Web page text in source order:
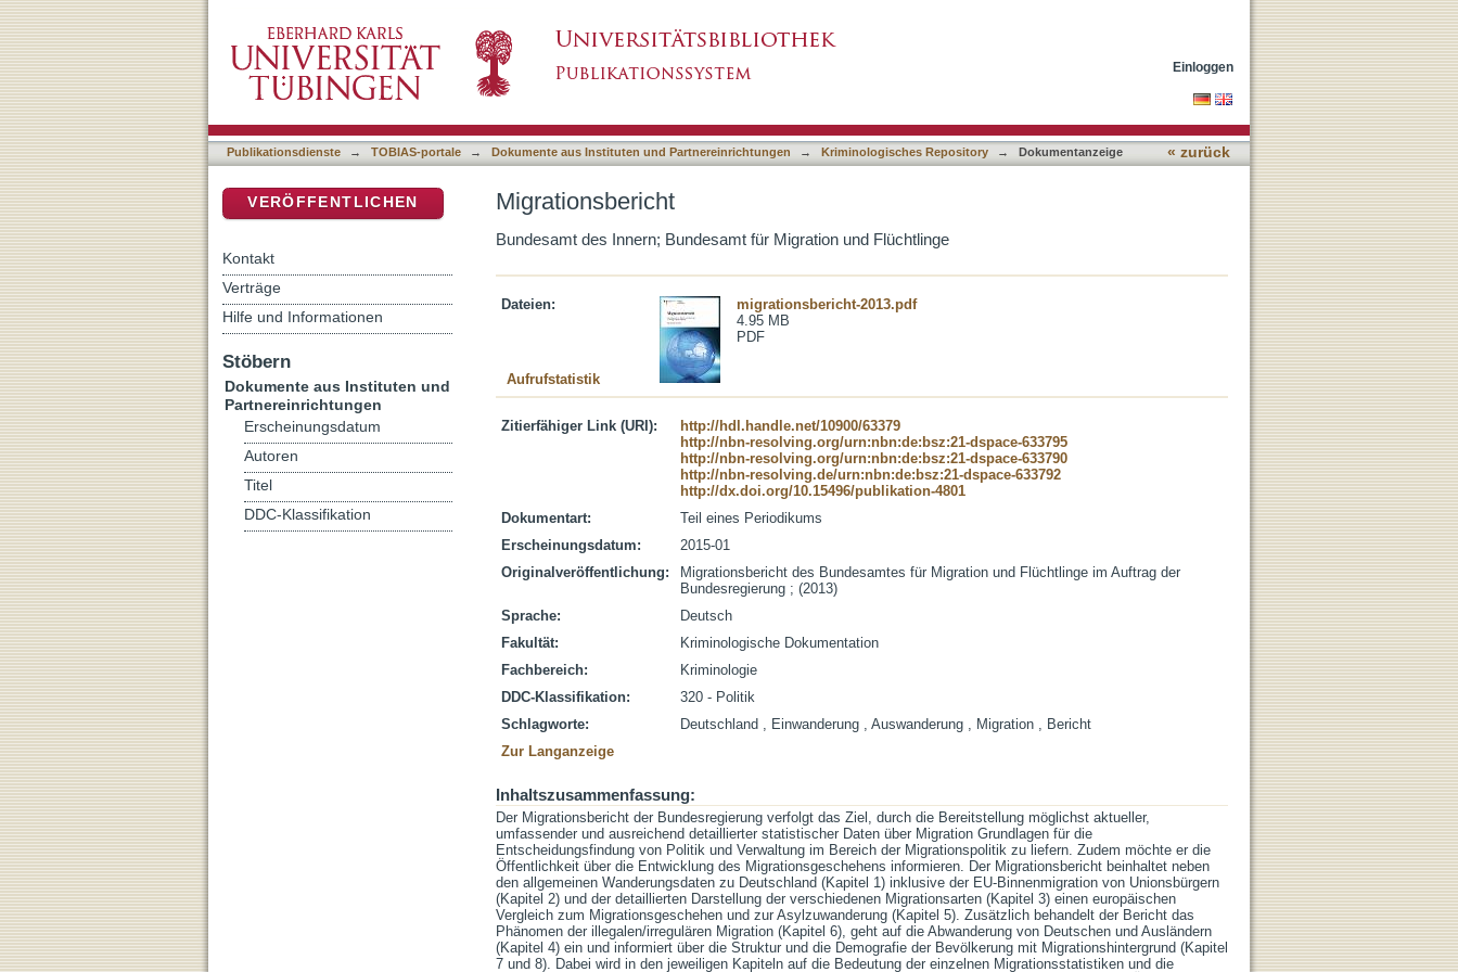
Einloggen
Publikationsdienste → TOBIAS-portale → Dokumente aus Instituten und Partnereinrichtungen → Kriminologisches Repository → Dokumentanzeige « zurück
Migrationsbericht
Bundesamt des Innern; Bundesamt für Migration und Flüchtlinge
Dateien:
migrationsbericht-2013.pdf
4.95 MB
PDF
Aufrufstatistik
Zitierfähiger Link (URI):
http://hdl.handle.net/10900/63379
http://nbn-resolving.org/urn:nbn:de:bsz:21-dspace-633795
http://nbn-resolving.org/urn:nbn:de:bsz:21-dspace-633790
http://nbn-resolving.de/urn:nbn:de:bsz:21-dspace-633792
http://dx.doi.org/10.15496/publikation-4801
Dokumentart:
Teil eines Periodikums
Erscheinungsdatum:
2015-01
Originalveröffentlichung:
Migrationsbericht des Bundesamtes für Migration und Flüchtlinge im Auftrag der
Bundesregierung ; (2013)
Sprache:
Deutsch
Fakultät:
Kriminologische Dokumentation
Fachbereich:
Kriminologie
DDC-Klassifikation:
320 - Politik
Schlagworte:
Deutschland , Einwanderung , Auswanderung , Migration , Bericht
Zur Langanzeige
Inhaltszusammenfassung:
Der Migrationsbericht der Bundesregierung verfolgt das Ziel, durch die Bereitstellung möglichst aktueller,
umfassender und ausreichend detaillierter statistischer Daten über Migration Grundlagen für die
Entscheidungsfindung von Politik und Verwaltung im Bereich der Migrationspolitik zu liefern. Zudem möchte er die
Öffentlichkeit über die Entwicklung des Migrationsgeschehens informieren. Der Migrationsbericht beinhaltet neben
den allgemeinen Wanderungsdaten zu Deutschland (Kapitel 1) inklusive der EU-Binnenmigration von Unionsbürgern
(Kapitel 2) und der detaillierten Darstellung der verschiedenen Migrationsarten (Kapitel 3) einen europäischen
Vergleich zum Migrationsgeschehen und zur Asylzuwanderung (Kapitel 5). Zusätzlich behandelt der Bericht das
Phänomen der illegalen/irregulären Migration (Kapitel 6), geht auf die Abwanderung von Deutschen und Ausländern
(Kapitel 4) ein und informiert über die Struktur und die Demografie der Bevölkerung mit Migrationshintergrund (Kapitel
7 und 8). Dabei wird in den jeweiligen Kapiteln auf die Bedeutung der einzelnen Migrationsstatistiken und die
VERÖFFENTLICHEN
Kontakt
Verträge
Hilfe und Informationen
Stöbern
Dokumente aus Instituten und
Partnereinrichtungen
Erscheinungsdatum
Autoren
Titel
DDC-Klassifikation